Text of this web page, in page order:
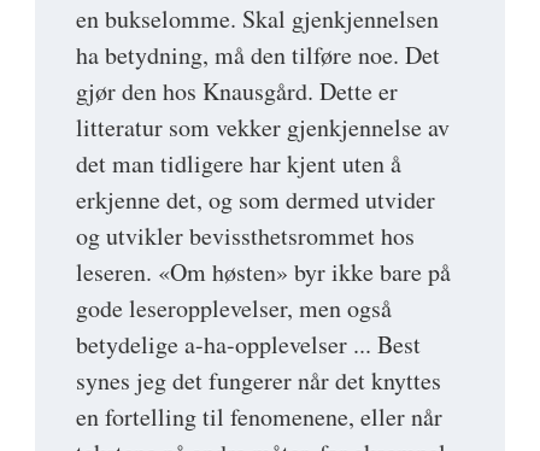
en bukselomme. Skal gjenkjennelsen
ha betydning, må den tilføre noe. Det
gjør den hos Knausgård. Dette er
litteratur som vekker gjenkjennelse av
det man tidligere har kjent uten å
erkjenne det, og som dermed utvider
og utvikler bevissthetsrommet hos
leseren. «Om høsten» byr ikke bare på
gode leseropplevelser, men også
betydelige a-ha-opplevelser ... Best
synes jeg det fungerer når det knyttes
en fortelling til fenomenene, eller når